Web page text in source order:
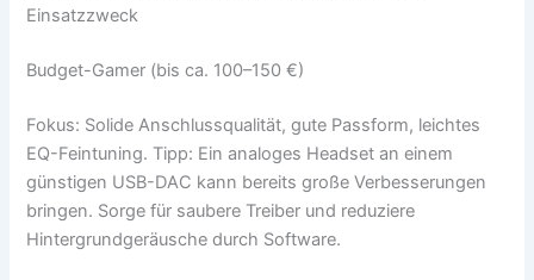
Einsatzzweck
Budget-Gamer (bis ca. 100–150 €)
Fokus: Solide Anschlussqualität, gute Passform, leichtes
EQ-Feintuning. Tipp: Ein analoges Headset an einem
günstigen USB-DAC kann bereits große Verbesserungen
bringen. Sorge für saubere Treiber und reduziere
Hintergrundgeräusche durch Software.